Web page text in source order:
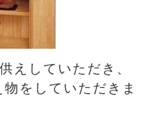
えしていただき、
をしていただきま